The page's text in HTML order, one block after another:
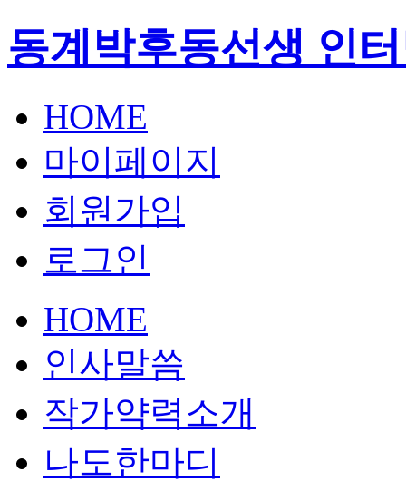
동계박후동선생 인
HOME
마이페이지
회원가입
로그인
HOME
인사말씀
작가약력소개
나도한마디